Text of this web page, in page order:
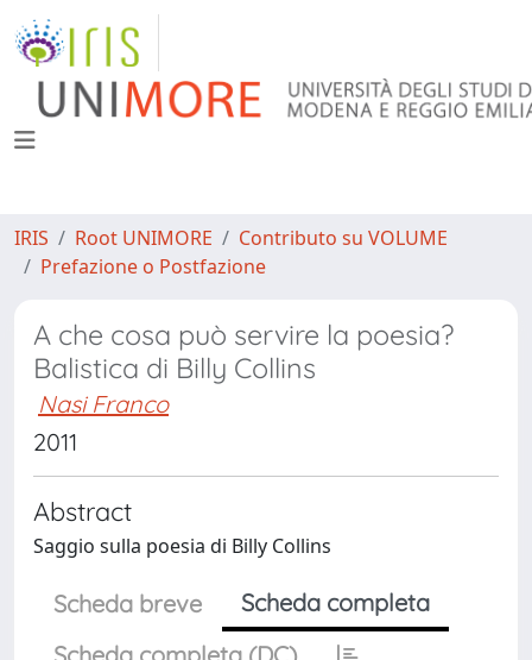
IRIS Root UNIMORE
Contributo su VOLUME
Prefazione o Postfazione
A che cosa può servire la poesia?
Balistica di Billy Collins
Nasi Franco
2011
Abstract
Saggio sulla poesia di Billy Collins
Scheda breve
Scheda completa